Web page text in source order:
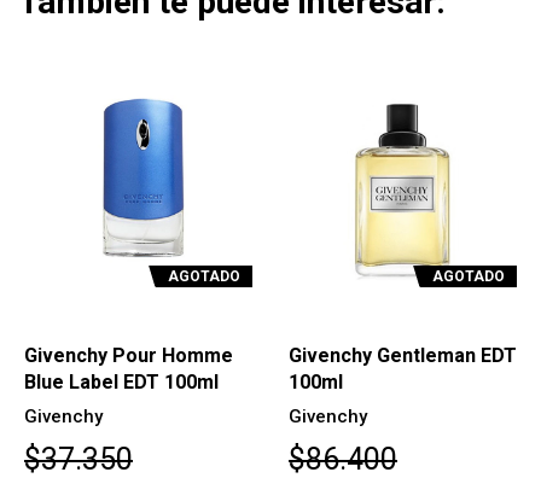
AGOTADO
Givenchy Pour Homme
Blue Label EDT 100ml
Givenchy
$37.350
AGOTADO
Givenchy Gentleman EDT
100ml
Givenchy
$86.400